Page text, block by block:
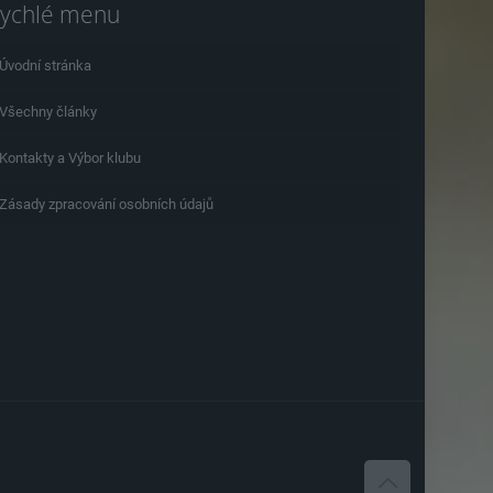
menu
stránka
články
a Výbor klubu
zpracování osobních údajů